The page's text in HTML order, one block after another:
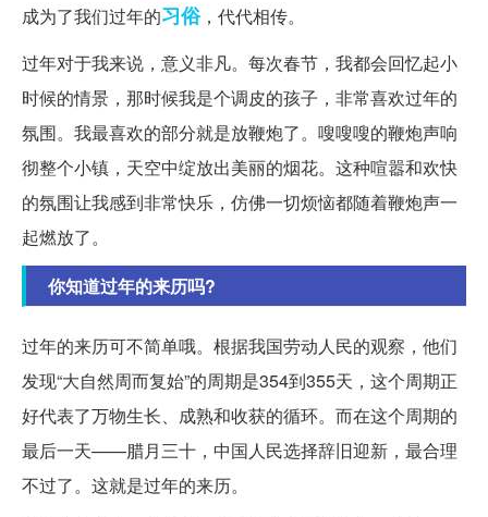
成为了我们过年的习俗，代代相传。
过年对于我来说，意义非凡。每次春节，我都会回忆起小
时候的情景，那时候我是个调皮的孩子，非常喜欢过年的
氛围。我最喜欢的部分就是放鞭炮了。嗖嗖嗖的鞭炮声响
彻整个小镇，天空中绽放出美丽的烟花。这种喧嚣和欢快
的氛围让我感到非常快乐，仿佛一切烦恼都随着鞭炮声一
起燃放了。
你知道过年的来历吗?
过年的来历可不简单哦。根据我国劳动人民的观察，他们
发现“大自然周而复始”的周期是354到355天，这个周期正
好代表了万物生长、成熟和收获的循环。而在这个周期的
最后一天——腊月三十，中国人民选择辞旧迎新，最合理
不过了。这就是过年的来历。